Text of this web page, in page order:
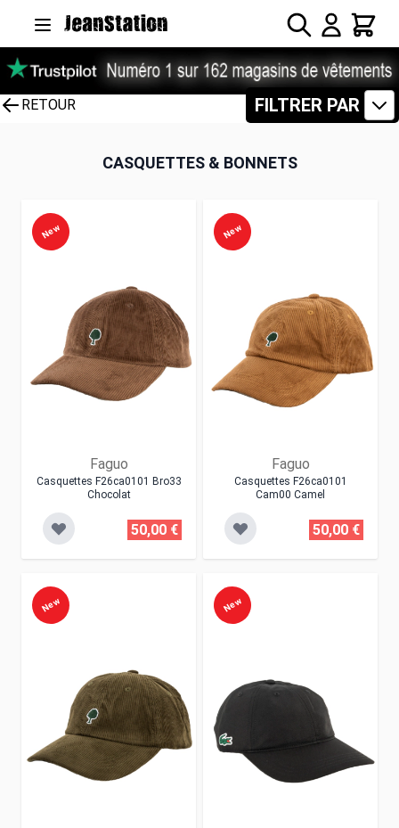
Rechercher
Panier
RETOUR
CASQUETTES & BONNETS
FILTRER PAR
Faguo
Casquettes F26ca0101 Bro33
Chocolat
New
50,00 €
Faguo
Casquettes F26ca0101
Cam00 Camel
New
50,00 €
New New